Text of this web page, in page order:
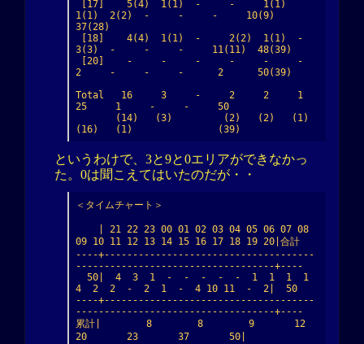
1(1)  2(2)  -     -     -     10(9)
37(28)
3(3)  -     -     -     11(11)  48(39)
2     -     -     -      2      50(39)
Total   16     3     -     2     2     1
25     1     -     -     50
(16)   (1)               (39)
というわけで、3と9と0エリアができなかっ
た。0は聞こえてはいたのだが・・
＜タイムチャート＞
09 10 11 12 13 14 15 16 17 18 19 20|合計
----+-------------------------------------
-----------------------------------+----
4  2  2  -  2  1  -  4 10 11  -  2|  50
----+-------------------------------------
-----------------------------------+----
累計|        8        8        9       12
20       23       37       50|